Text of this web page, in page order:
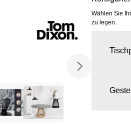
Wählen Sie
zu legen.
Gestell